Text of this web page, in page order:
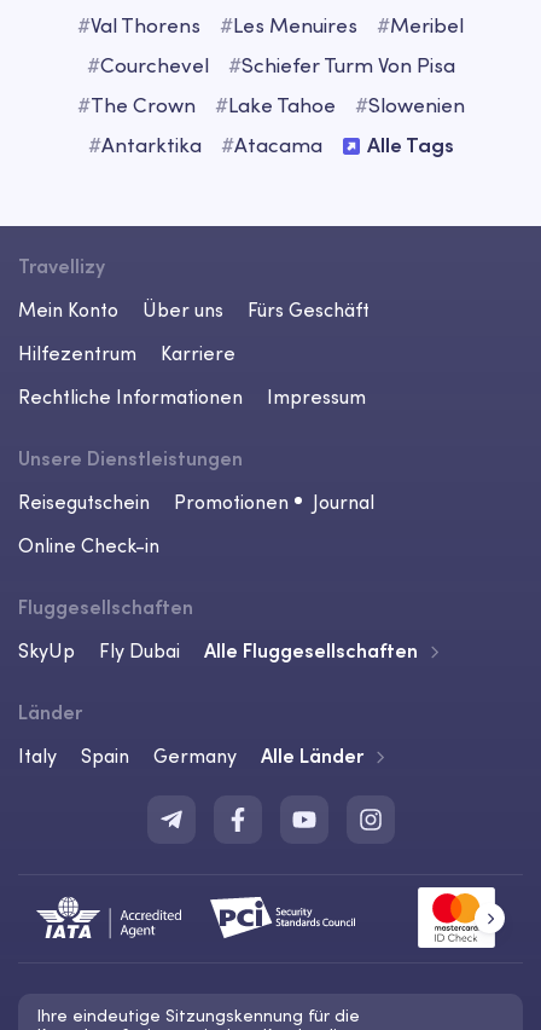
#Val Thorens #Les Menuires #Meribel
#Courchevel #Schiefer Turm Von Pisa
#The Crown #Lake Tahoe #Slowenien
#Antarktika #Atacama Alle Tags
Travellizy
Mein Konto
Über uns
Fürs Geschäft
Hilfezentrum
Karriere
Rechtliche Informationen
Impressum
Unsere Dienstleistungen
Reisegutschein
Promotionen
Journal
Online Check-in
Fluggesellschaften
SkyUp
Fly Dubai Alle Fluggesellschaften
Länder
Italy
Spain Germany Alle Länder
Ihre eindeutige Sitzungskennung für die